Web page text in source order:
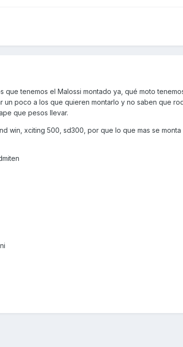
que tenemos el Malossi montado ya, qué moto
un poco a los que quieren montarlo y no saben que
que pesos llevar.
win, xciting 500, sd300, por que lo que mas se monta